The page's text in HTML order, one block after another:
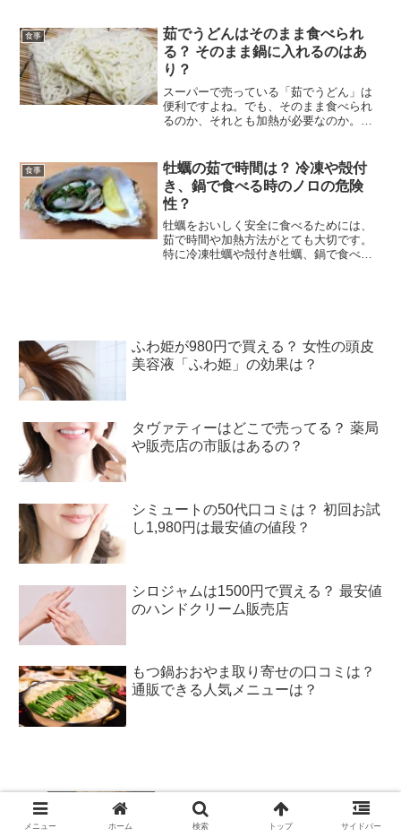
スと比べて、どちらが優れているの？」
「スムージーには糖...
食事
茹でうどんはそのまま食べられ
る？ そのまま鍋に入れるのはあ
り？
スーパーで売っている「茹でうどん」は
便利ですよね。でも、そのまま食べられ
るのか、それとも加熱が必要なのか。ま
のまま食べられるのか？」 「茹でうどん
をそのまま鍋に使って...
食事
牡蠣の茹で時間は？ 冷凍や殻付
き、鍋で食べる時のノロの危険
性？
牡蠣をおいしく安全に食べるためには、
茹で時間や加熱方法がとても大切です。
特に冷凍牡蠣や殻付き牡蠣、鍋で食べる
ふわ姫が980円で買える？ 女性の頭皮
美容液「ふわ姫」の効果は？
タヴァティーはどこで売ってる？ 薬局
や販売店の市販はあるの？
シミュートの50代口コミは？ 初回お試
し1,980円は最安値の値段？
シロジャムは1500円で買える？ 最安値
のハンドクリーム販売店
もつ鍋おおやま取り寄せの口コミは？
通販できる人気メニューは？
しいたけが黒いのは腐ってる証拠！？ 椎
茸の傘や裏が黒くなっている原因とは？
メニュー ホーム 検索 トップ サイドバー